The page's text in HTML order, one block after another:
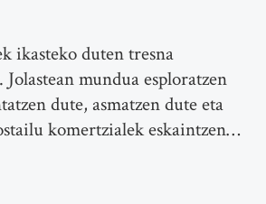
ikasteko duten tresna
mundua esploratzen
dute, asmatzen dute eta
komertzialek eskaintzen…